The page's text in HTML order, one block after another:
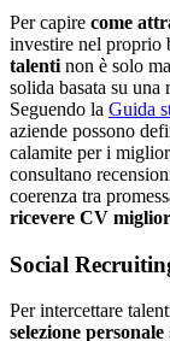
Per capire come
investire nel proprio
talenti non è solo
solida basata su
Seguendo la Guida
aziende possono
calamite per i
consultano
coerenza tra
ricevere CV
Social
Per intercettare
selezione personale